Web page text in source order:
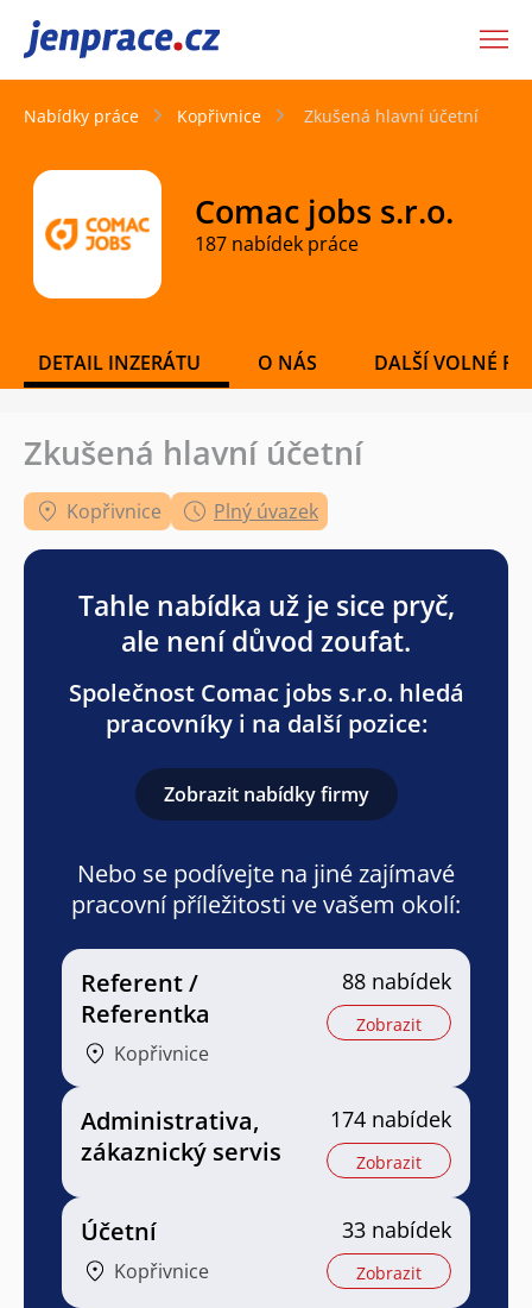
JenPráce.cz
Nabídky práce Kopřivnice Zkušená hlavní účetní
Comac jobs s.r.o.
187 nabídek práce
DETAIL INZERÁTU O NÁS DALŠÍ VOLNÉ
Zkušená hlavní účetní
Kopřivnice Plný úvazek
Tahle nabídka už je sice pryč,
ale není důvod zoufat.
Společnost Comac jobs s.r.o. hledá
pracovníky i na další pozice:
Zobrazit nabídky firmy
Nebo se podívejte na jiné zajímavé
pracovní příležitosti ve vašem okolí:
Referent /
Referentka
Kopřivnice
88 nabídek
Zobrazit
Administrativa,
zákaznický servis
174 nabídek
Zobrazit
Účetní
Kopřivnice
33 nabídek
Zobrazit